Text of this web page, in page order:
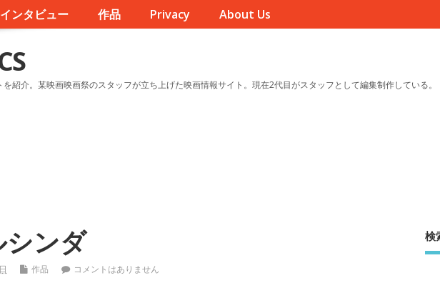
インタビュー 作品 Privacy About Us
紹介。某映画映画祭のスタッフが立ち上げた映画情報サイト。現在2代目がスタッフとして編集制作している。
ンダ
作品 コメントはありません
検